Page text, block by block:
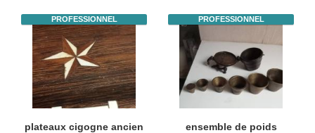
PROFESSIONNEL
plateaux cigogne ancien
PROFESSIONNEL
ensemble de poids